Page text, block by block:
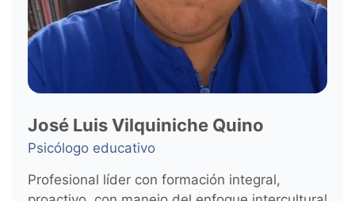
José Luis Vilquiniche Quino
Psicólogo educativo
Profesional líder con formación integral,